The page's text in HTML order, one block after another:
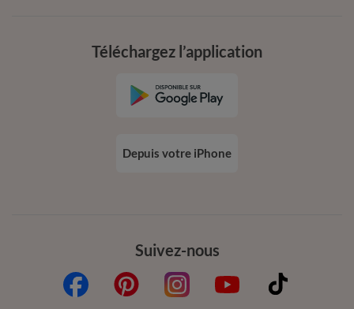
Suivez-nous
Téléchargez l’application
Depuis votre iPhone